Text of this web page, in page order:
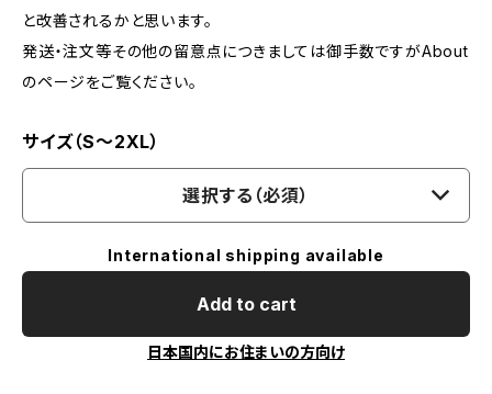
と改善されるかと思います。
発送・注文等その他の留意点につきましては御手数ですがAbout
のページをご覧ください。
サイズ（S～2XL）
選択する（必須）
International shipping available
Add to cart
日本国内にお住まいの方向け